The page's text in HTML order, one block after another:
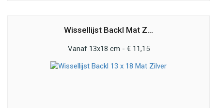
Wissellijst Backl Mat Z...
Vanaf 13x18 cm - € 11,15